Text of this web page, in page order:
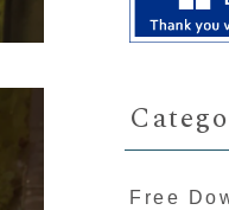
Free